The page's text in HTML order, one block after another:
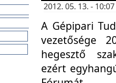
2012. 05. 13. -
A Gépipari
vezetősége
hegesztő
ezért